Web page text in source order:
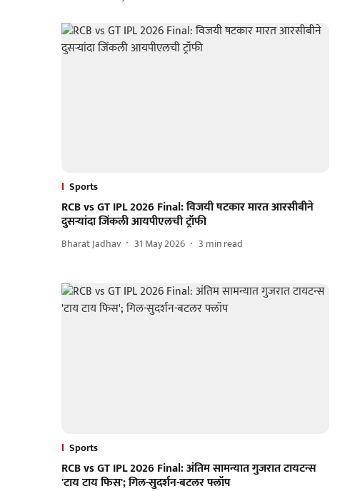
Sports
RCB vs GT IPL 2026 Final: विजयी षटकार मारत आरसीबीने
दुसऱ्यांदा जिंकली आयपीएलची ट्रॉफी
Bharat Jadhav 31 May 2026 3 min read
Sports
RCB vs GT IPL 2026 Final: अंतिम सामन्यात गुजरात टायटन्स
'टाय टाय फिस'; गिल-सुदर्शन-बटलर फ्लॉप